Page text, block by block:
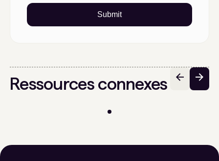
Submit
Ressources connexes